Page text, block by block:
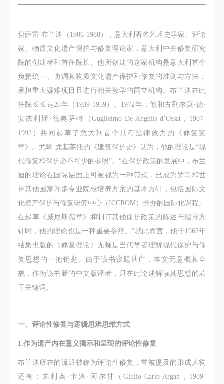
切萨雷·布兰迪（1906-1988），意大利著名艺术史学家、评论
家、物质文化遗产保护与修复理论家，意大利中央修复研究
院的创建者和首任院长。他所创建的这家机构是意大利首个
负责统一、协调其物质文化遗产保护和修复的准则与方法，
承担重大疑难项目且进行相关教学的国立机构。布兰迪在此
任院长长达20年（1939-1959）。1972年，他和古列尔莫·德·
安杰利斯·德奥萨特（Guglielmo De Angelis d’Ossat，1907-
1992）共同起草了意大利首个具有法律效力的《修复宪
章》。尤噶·尤基莱托的《建筑保护史》认为，他的理论是“现
代修复和保护必不可少的参照”。“在保护政策的发展中，布兰
迪的理论在国际层面上可被视为一种范式，已成为罗马和世
界其他国家许多专业院校培养方案的基本方针，包括国际文
化资产保护与修复研究中心（ICCROM）开办的国际化课程。
在起草《威尼斯宪章》和制订其他保护政策的陈述与指导方
针时，他的理论也是一种重要参照。”就此而言，他于1963年
结集出版的《修复理论》无疑是当代学者理解现代保护与修
复思想的一把钥匙。由于该书议题甚广，本文无意概其全
貌，作为该书新的中文版译者，只在此论述解读其思想的若
干关键词。
一、评论性修复与逻辑思辨思维方式
1.作为遗产内在意义揭示和呈现的评论性修复
布兰迪所在的流派被称为评论性修复，常被提及的形成人物
还有：朱利奥·卡洛·阿尔甘（Giulio Carlo Argan，1909-
参加本次活动者必须遵守中华人民共和国的相关法
律、法规，必须遵循道德和社会公德规范，并应该具
备以人为本、团结友爱、互相帮助和助人为乐的良好
品质。
第三条
参加本次活动人员应该是成年人（具有完全民事行为
能力的人，18周岁以上）未成年人必须在成年人的陪
同下参观。
第四条
参加活动者在此次活动期间的人身安全责任自负。鼓
励参加者自行购买人身安全保险。活动中一旦出现事
故，活动中任何非事故当事人及美术馆将不承担人身
事故的任何责任，但有互相援助的义务。参加活动的
成员应当积极主动的组织实施救援工作，但对事故本
身不承担任何法律责任和经济责任。参加本次活动者
的人身安全不负有民事及相关连带责任。
第五条
参加活动者在此次活动期间应主动遵守美术馆活动秩
序、维护美术馆场地及展示、展览、馆藏艺术作品及
地、空间、艺术品、衍生品等受到不同程度的损失、
应的责任与损失，应由参与活动者根据相应的法律条
文、组织规定进行协商和赔偿。并追究相应的法律责
任和经济责任。
参加本次活动者必须遵守中华人民共和国的相关法
律、法规，必须遵循道德和社会公德规范，并应该具
备以人为本、团结友爱、互相帮助和助人为乐的良好
品质。
第三条
参加本次活动人员应该是成年人（具有完全民事行为
能力的人，18周岁以上）未成年人必须在成年人的陪
同下参观。
第四条
参加活动者在此次活动期间的人身安全责任自负。鼓
励参加者自行购买人身安全保险。活动中一旦出现事
故，活动中任何非事故当事人及美术馆将不承担人身
事故的任何责任，但有互相援助的义务。参加活动的
成员应当积极主动的组织实施救援工作，但对事故本
身不承担任何法律责任和经济责任。参加本次活动者
的人身安全不负有民事及相关连带责任。
第五条
参加活动者在此次活动期间应主动遵守美术馆活动秩
序、维护美术馆场地及展示、展览、馆藏艺术作品及
地、空间、艺术品、衍生品等受到不同程度的损失、
应的责任与损失，应由参与活动者根据相应的法律条
文、组织规定进行协商和赔偿。并追究相应的法律责
任和经济责任。
参加本次活动者必须遵守中华人民共和国的相关法
律、法规，必须遵循道德和社会公德规范，并应该具
备以人为本、团结友爱、互相帮助和助人为乐的良好
品质。
第三条
参加本次活动人员应该是成年人（具有完全民事行为
能力的人，18周岁以上）未成年人必须在成年人的陪
同下参观。
第四条
参加活动者在此次活动期间的人身安全责任自负。鼓
励参加者自行购买人身安全保险。活动中一旦出现事
故，活动中任何非事故当事人及美术馆将不承担人身
事故的任何责任，但有互相援助的义务。参加活动的
成员应当积极主动的组织实施救援工作，但对事故本
身不承担任何法律责任和经济责任。参加本次活动者
的人身安全不负有民事及相关连带责任。
第五条
参加活动者在此次活动期间应主动遵守美术馆活动秩
序、维护美术馆场地及展示、展览、馆藏艺术作品及
地、空间、艺术品、衍生品等受到不同程度的损失、
应的责任与损失，应由参与活动者根据相应的法律条
文、组织规定进行协商和赔偿。并追究相应的法律责
任和经济责任。